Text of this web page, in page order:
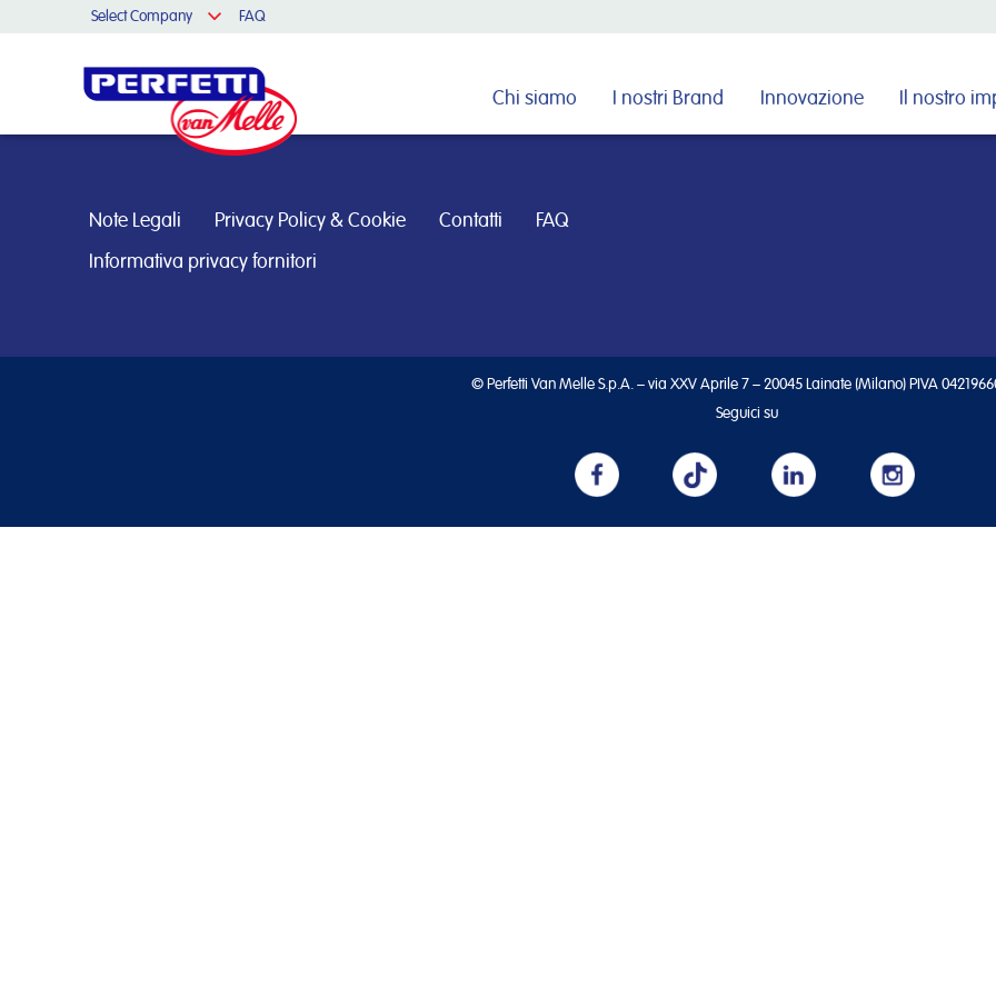
Select Company FAQ
Chi siamo I nostri Brand Innovazione Il nostro
Cerca nel sito
Note Legali Privacy Policy & Cookie Contatti FAQ
Informativa privacy fornitori
© Perfetti Van Melle S.p.A. – via XXV Aprile 7 – 20045 Lainate (Milano) PIVA
Seguici su